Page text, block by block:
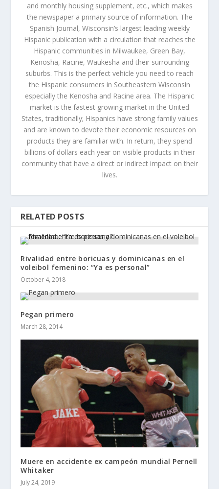
and monthly housing supplement, etc., which makes
the newspaper a primary source of information. The
Spanish Journal, Wisconsin’s largest leading weekly
Hispanic publication with a circulation that reaches the
Hispanic communities in Milwaukee, Green Bay,
Kenosha, Racine, Waukesha and their surrounding
suburbs. This is the perfect vehicle you need to reach
the Hispanic consumers in Southeastern Wisconsin
especially the Kenosha and Racine area. The Hispanic
market is the fastest growing market in the United
States, traditionally; Hispanics have strong family values
and are known to devote their economic resources on
products they are familiar with. In return, they spend
billions of dollars each year on visible products in their
community that have a direct or indirect impact on their
lives.
RELATED POSTS
Rivalidad entre boricuas y dominicanas en el
voleibol femenino: “Ya es personal”
October 4, 2018
Pegan primero
March 28, 2014
Muere en accidente ex campeón mundial Pernell
Whitaker
July 24, 2019